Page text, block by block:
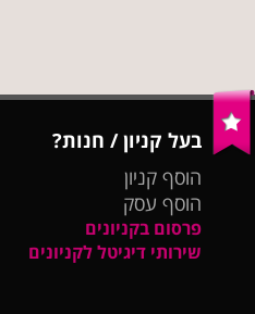
בעל קניון / חנות?
הוסף קניון
הוסף עסק
פרסום בקניונים
שירותי דיגיטל לקניונים